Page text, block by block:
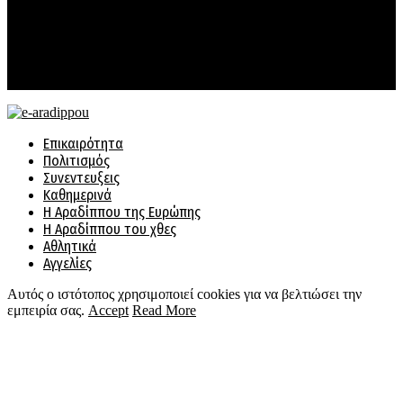
Επικαιρότητα
Πολιτισμός
Συνεντευξεις
Καθημερινά
Η Αραδίππου της Ευρώπης
Η Αραδίππου του χθες
Αθλητικά
Αγγελίες
Αυτός ο ιστότοπος χρησιμοποιεί cookies για να βελτιώσει την
εμπειρία σας. Accept Read More